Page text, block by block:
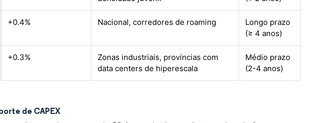
+0.4% Nacional, corredores de roaming
Longo prazo
(≥ 4 anos)
+0.3%
Zonas industriais, províncias com
data centers de hiperescala
Médio prazo
(2-4 anos)
de CAPEX